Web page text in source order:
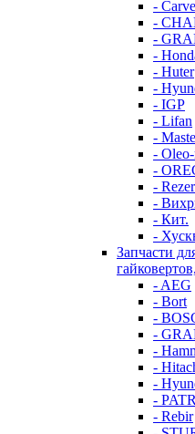
-
-
-
-
- Huter
-
- IGP
- Lifan
-
-
-
- Rezer
-
- Кит.
-
Запчасти
- AEG
- Bort
-
-
-
-
-
-
- Rebir